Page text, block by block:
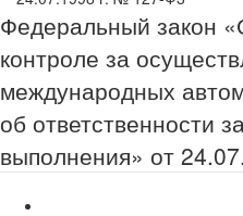
Федеральный закон
контроле за
международных
об ответственности
выполнения» от